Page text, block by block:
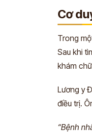
Cơ
Trong
Sau khi
khám
Lương y
điều trị.
“Bệnh